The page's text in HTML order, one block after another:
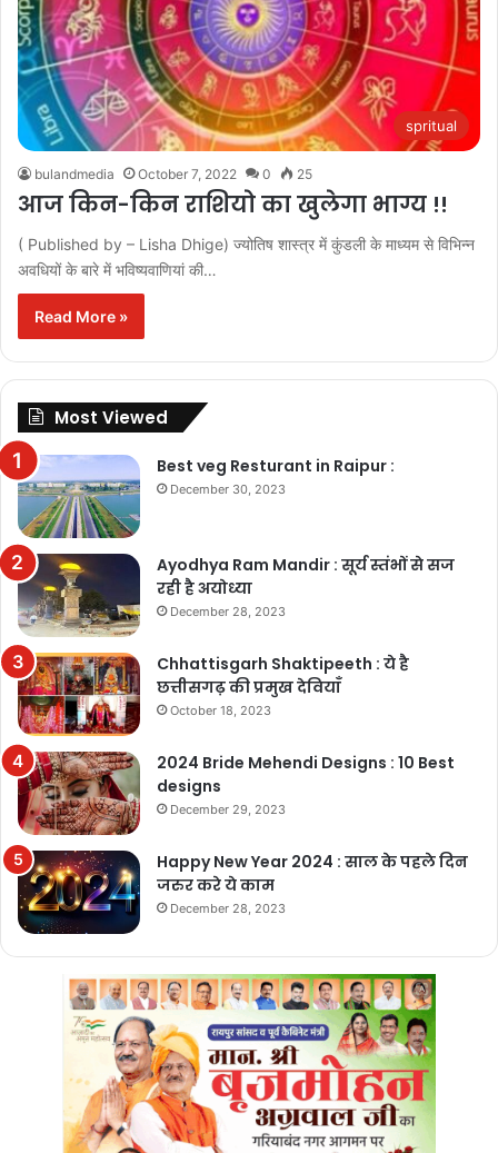
spritual
bulandmedia October 7, 2022 0 25
आज किन-किन राशियो का खुलेगा भाग्य !!
( Published by – Lisha Dhige) ज्योतिष शास्त्र में कुंडली के माध्यम से विभिन्न
अवधियों के बारे में भविष्यवाणियां की…
Read More »
Most Viewed
Best veg Resturant in Raipur :
December 30, 2023
Ayodhya Ram Mandir : सूर्य स्तंभों से सज
रही है अयोध्या
December 28, 2023
Chhattisgarh Shaktipeeth : ये है
छत्तीसगढ़ की प्रमुख देवियाँ
October 18, 2023
2024 Bride Mehendi Designs : 10 Best
designs
December 29, 2023
Happy New Year 2024 : साल के पहले दिन
जरुर करे ये काम
December 28, 2023